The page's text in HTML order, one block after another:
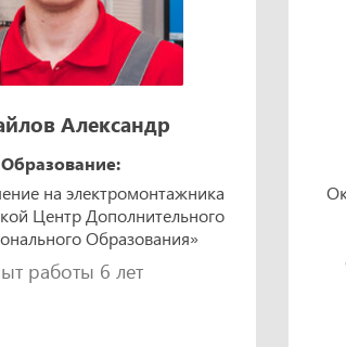
Александр
Образование:
на электромонтажника
Центр Дополнительного
Образования»
работы 6 лет